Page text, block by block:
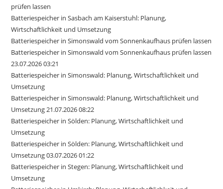
prüfen lassen
Batteriespeicher in Sasbach am Kaiserstuhl: Planung,
Wirtschaftlichkeit und Umsetzung
Batteriespeicher in Simonswald vom Sonnenkaufhaus prüfen lassen
Batteriespeicher in Simonswald vom Sonnenkaufhaus prüfen lassen
23.07.2026 03:21
Batteriespeicher in Simonswald: Planung, Wirtschaftlichkeit und
Umsetzung
Batteriespeicher in Simonswald: Planung, Wirtschaftlichkeit und
Umsetzung 21.07.2026 08:22
Batteriespeicher in Sölden: Planung, Wirtschaftlichkeit und
Umsetzung
Batteriespeicher in Sölden: Planung, Wirtschaftlichkeit und
Umsetzung 03.07.2026 01:22
Batteriespeicher in Stegen: Planung, Wirtschaftlichkeit und
Umsetzung